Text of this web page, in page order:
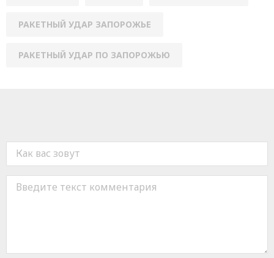
РАКЕТНЫЙ УДАР ЗАПОРОЖЬЕ
РАКЕТНЫЙ УДАР ПО ЗАПОРОЖЬЮ